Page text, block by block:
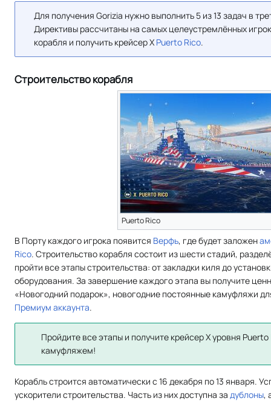
Для получения Gorizia нужно выполнить 5 из 13 задач в
Директивы рассчитаны на самых целеустремлённых
корабля и получить крейсер X Puerto Rico.
Строительство корабля
Puerto Rico
В Порту каждого игрока появится Верфь, где будет заложен
Rico. Строительство корабля состоит из шести стадий,
пройти все этапы строительства: от закладки киля до
оборудования. За завершение каждого этапа вы получите
«Новогодний подарок», новогодние постоянные камуфляжи
Премиум аккаунта.
Пройдите все этапы и получите крейсер X уровня
камуфляжем!
Корабль строится автоматически с 16 декабря по 13 января.
ускорители строительства. Часть из них доступна за дублоны,